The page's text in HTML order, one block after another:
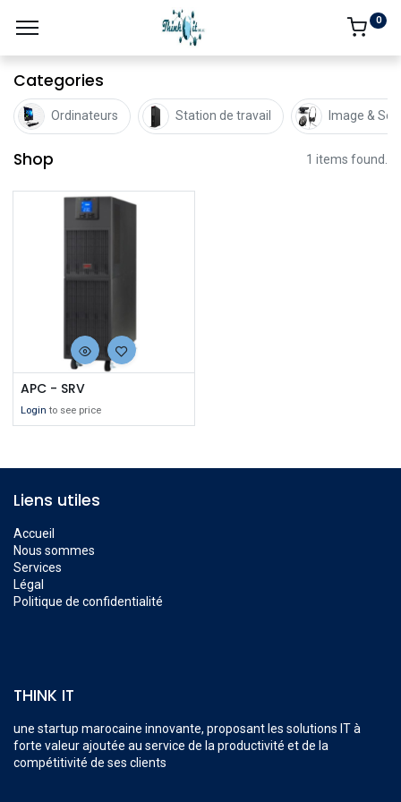
0
Categories
Ordinateurs Station de travail Image & Son
Shop 1 items found.
APC - SRV
Login to see price
Liens utiles
Accueil
Nous sommes
Services
Légal
Politique de confidentialité
THINK IT
une startup marocaine innovante, proposant les solutions IT à
forte valeur ajoutée au service de la productivité et de la
compétitivité de ses clients